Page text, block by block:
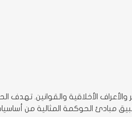
الأخلاقية والقوانين. تهدف
مبادئ الحوكمة المثالية من